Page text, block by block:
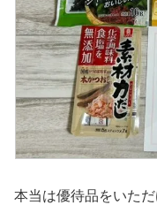
本当は優待品をいた